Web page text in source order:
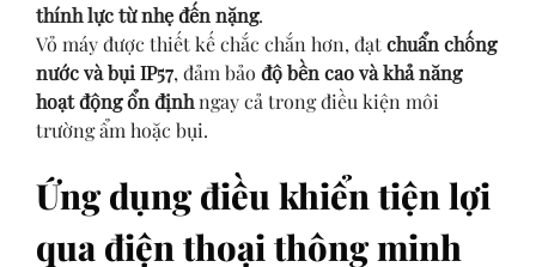
thính lực từ nhẹ đến nặng.
Vỏ máy được thiết kế chắc chắn hơn, đạtchuẩn chống
nước và bụi IP57, đảm bảo độ bền cao và khả năng
hoạt động ổn địnhngay cả trong điều kiện môi
trường ẩm hoặc bụi.
Ứng dụng điều khiển tiện lợi
qua điện thoại thông minh